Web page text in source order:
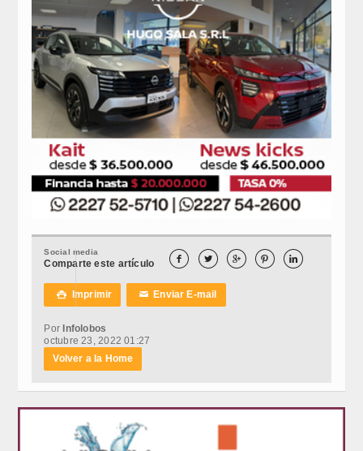
Social media
Comparte este artículo     
 Imprimir ✉Enviar E-mail
PorInfolobos
octubre 23, 2022 01:27
Volver a la Home